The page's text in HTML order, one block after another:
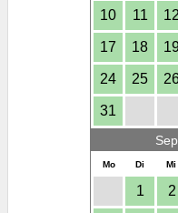
10 11 12
17 18
24 25
31
Mo Di Mi
1 2